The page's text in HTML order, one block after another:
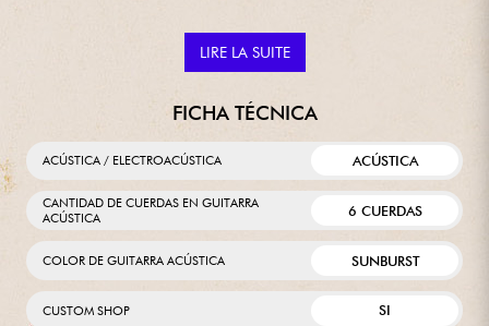
LIRE LA SUITE
FICHA TÉCNICA
ACÚSTICA / ELECTROACÚSTICA ACÚSTICA
CANTIDAD DE CUERDAS EN GUITARRA
ACÚSTICA
6 CUERDAS
COLOR DE GUITARRA ACÚSTICA SUNBURST
CUSTOM SHOP SI